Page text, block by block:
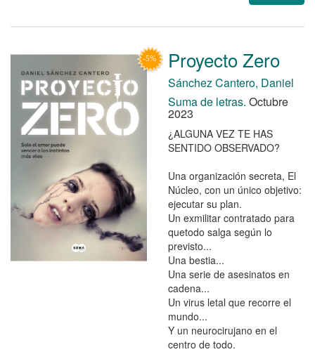
Proyecto Zero
Sánchez Cantero, Daniel
Suma de letras. Octubre
2023
¿ALGUNA VEZ TE HAS
SENTIDO OBSERVADO?
Una organización secreta, El
Núcleo, con un único objetivo:
ejecutar su plan.
Un exmilitar contratado para
quetodo salga según lo
previsto...
Una bestia...
Una serie de asesinatos en
cadena...
Un virus letal que recorre el
mundo...
Y un neurocirujano en el
centro de todo.